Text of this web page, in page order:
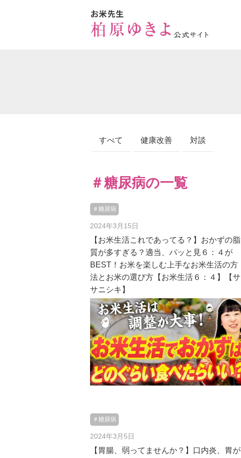
すべて 健康改善 対談
＃糖尿病の一覧
＃糖尿病
2024年3月15日
【お米生活これであってる？】おかずの脂
質が多すぎる？適当、パッと見６：４が
BEST！お米を楽しむ上手なお米生活の方
法とお米の選び方【お米生活６：４】【サ
サニシキ】
＃糖尿病
2024年3月5日
【胃腸、弱ってませんか？】口内炎、胃が